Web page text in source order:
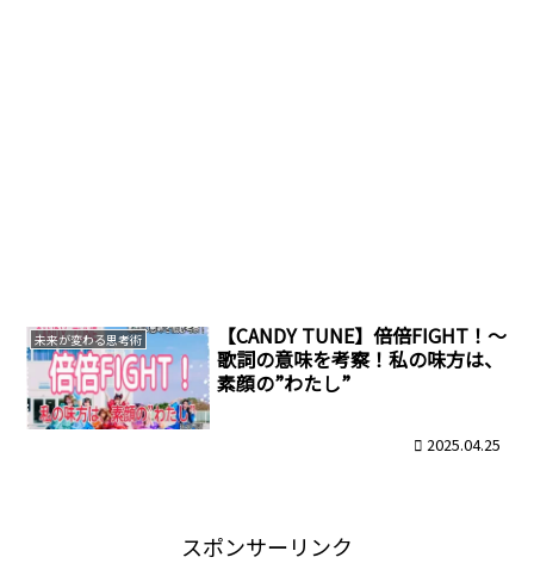
未来が変わる思考術
【CANDY TUNE】倍倍FIGHT！～
歌詞の意味を考察！私の味方は、
素顔の”わたし”
2025.04.25
スポンサーリンク